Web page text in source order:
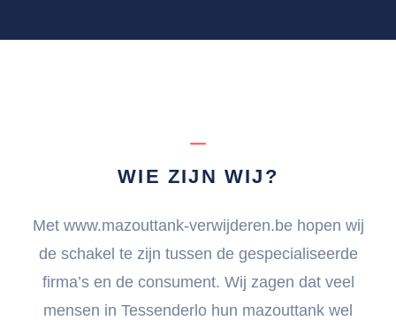
WIE ZIJN WIJ?
Met www.mazouttank-verwijderen.be hopen wij
de schakel te zijn tussen de gespecialiseerde
firma’s en de consument. Wij zagen dat veel
mensen in Tessenderlo hun mazouttank wel